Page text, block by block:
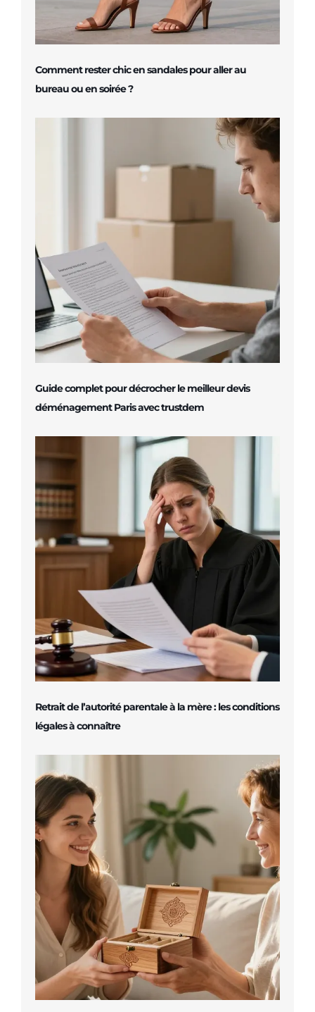
Comment rester chic en sandales pour aller au
bureau ou en soirée ?
Guide complet pour décrocher le meilleur devis
déménagement Paris avec trustdem
Retrait de l’autorité parentale à la mère : les conditions
légales à connaître